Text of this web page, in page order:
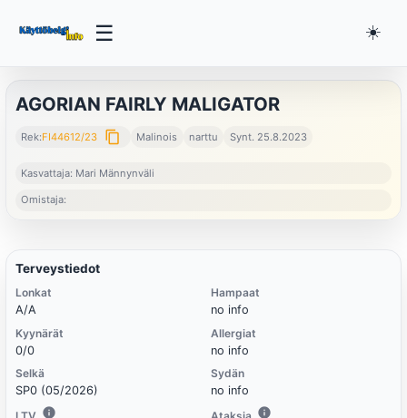
☰ ☀️
AGORIAN FAIRLY MALIGATOR
Rek:FI44612/23 content_copy Malinois narttu Synt. 25.8.2023
Kasvattaja: Mari Männynväli
Omistaja:
Terveystiedot
Lonkat
A/A
Kyynärät
0/0
Selkä
SP0 (05/2026)
Hampaat
no info
Allergiat
no info
Sydän
no info